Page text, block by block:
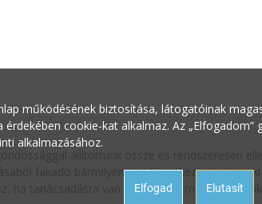
állítottunk össze és rendszeresen
fakadó bármilyen jogi következményért a
ha tanácsadásra van szüksége a megfelelő
működésének biztosítása, látogatóinak
cookie-kat alkalmaz. Az
alkalmazásához.
Elfogad Elutasít